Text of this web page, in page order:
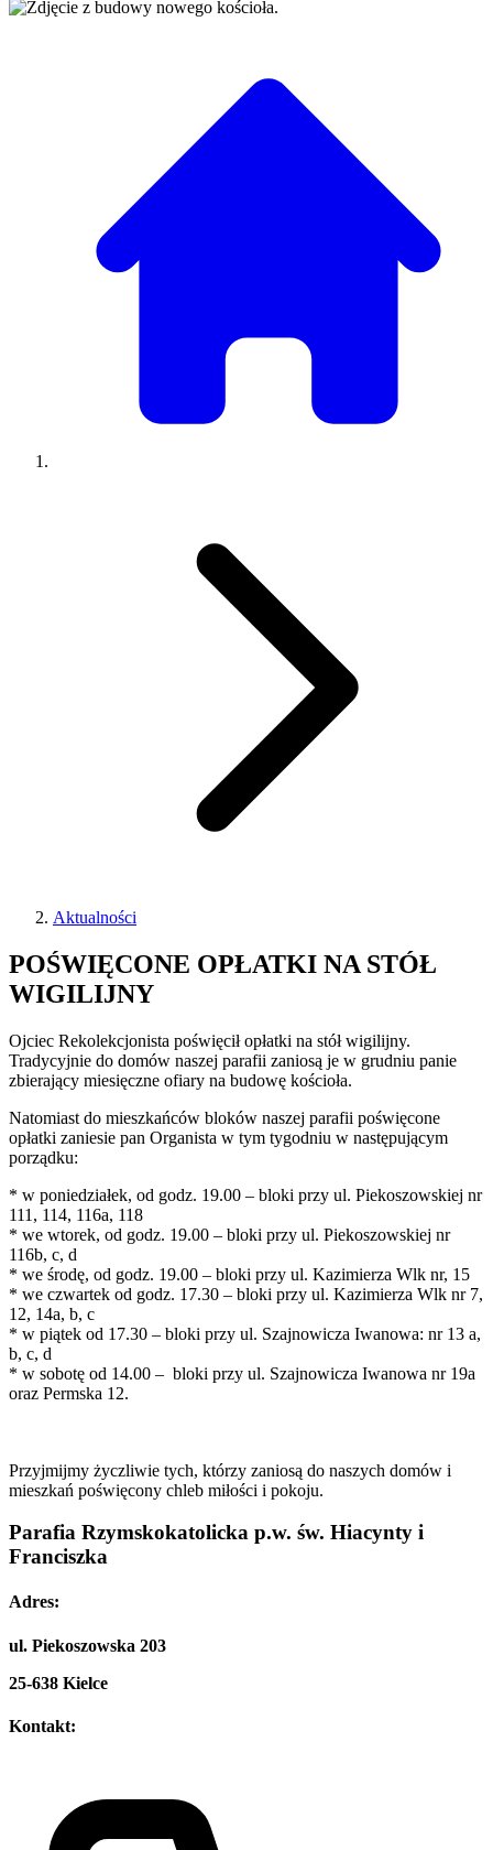
Aktualności
POŚWIĘCONE OPŁATKI NA STÓŁ
WIGILIJNY
Ojciec Rekolekcjonista poświęcił opłatki na stół wigilijny.
Tradycyjnie do domów naszej parafii zaniosą je w grudniu panie
zbierający miesięczne ofiary na budowę kościoła.
Natomiast do mieszkańców bloków naszej parafii poświęcone
opłatki zaniesie pan Organista w tym tygodniu w następującym
porządku:
* w poniedziałek, od godz. 19.00 – bloki przy ul. Piekoszowskiej nr
111, 114, 116a, 118
* we wtorek, od godz. 19.00 – bloki przy ul. Piekoszowskiej nr
116b, c, d
* we środę, od godz. 19.00 – bloki przy ul. Kazimierza Wlk nr, 15
* we czwartek od godz. 17.30 – bloki przy ul. Kazimierza Wlk nr 7,
12, 14a, b, c
* w piątek od 17.30 – bloki przy ul. Szajnowicza Iwanowa: nr 13 a,
b, c, d
* w sobotę od 14.00 – bloki przy ul. Szajnowicza Iwanowa nr 19a
oraz Permska 12.
Przyjmijmy życzliwie tych, którzy zaniosą do naszych domów i
mieszkań poświęcony chleb miłości i pokoju.
Parafia Rzymskokatolicka p.w. św. Hiacynty i
Franciszka
Adres:
ul. Piekoszowska 203
25-638 Kielce
Kontakt: